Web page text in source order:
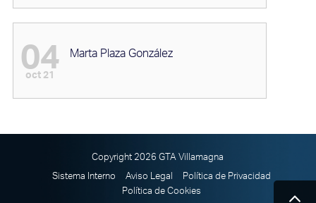
04
oct 21
Marta Plaza González
Copyright 2026 GTA Villamagna
Sistema Interno Aviso Legal
Política de Privacidad
Política de Cookies